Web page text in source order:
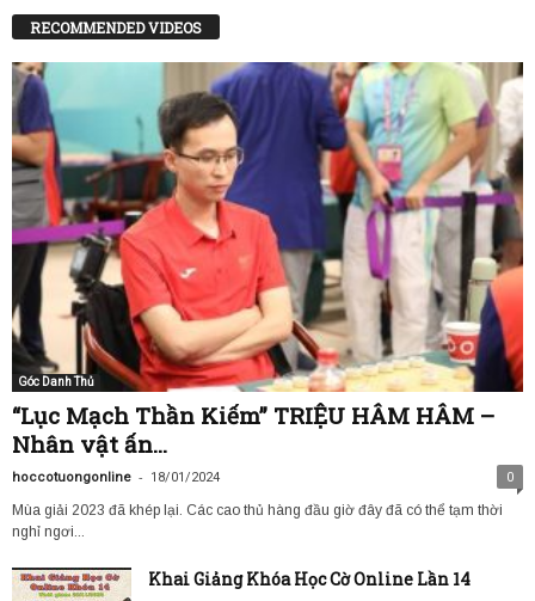
RECOMMENDED VIDEOS
Góc Danh Thủ
“Lục Mạch Thần Kiếm” TRIỆU HÂM HÂM –
Nhân vật ấn...
hoccotuongonline - 18/01/2024 0
Mùa giải 2023 đã khép lại. Các cao thủ hàng đầu giờ đây đã có thể tạm thời
nghỉ ngơi...
Khai Giảng Khóa Học Cờ Online Lần 14